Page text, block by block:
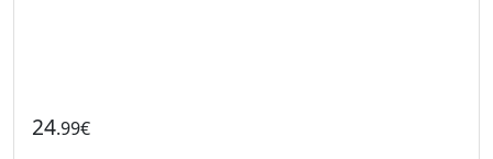
24.99€